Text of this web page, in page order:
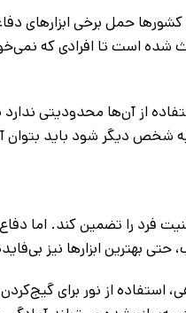
حمل برخی ابزارهای
شده است تا افرادی که
از آن‌ها محدودیتی
شخص دیگر شود باید بتوان
فرد را تضمین کند. اما
بهترین ابزارها نیز
از نور برای گیج‌کردن